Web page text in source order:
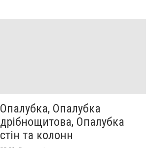
Опалубка, Опалубка
дрібнощитова, Опалубка
стін та колонн